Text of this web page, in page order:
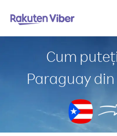
Cum
Paraguay